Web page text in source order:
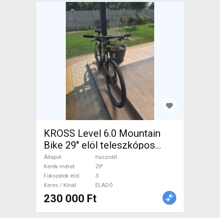
KROSS Level 6.0 Mountain
Bike 29" elöl teleszkópos
használt ELADÓ
Állapot
használt
Kerék méret
29"
Fokozatok elöl
3
Keres / Kínál
ELADÓ
230 000 Ft